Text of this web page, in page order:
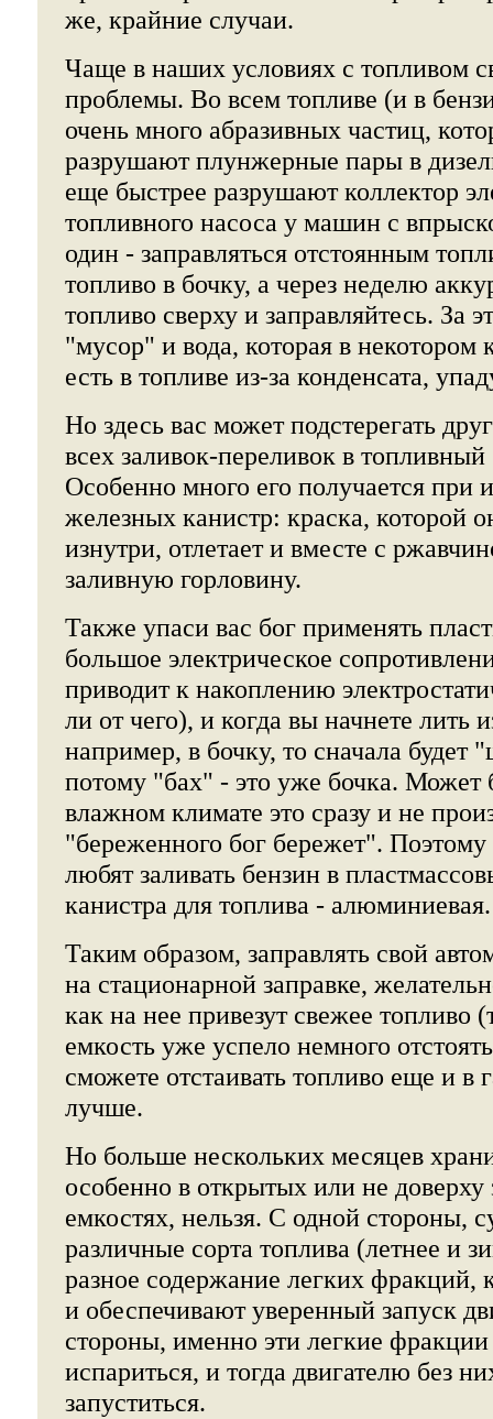
же, крайние случаи.
Чаще в наших условиях с топливом
проблемы. Во всем топливе (и в
очень много абразивных частиц,
разрушают плунжерные пары в
еще быстрее разрушают коллектор
топливного насоса у машин с
один - заправляться отстоянным
топливо в бочку, а через неделю
топливо сверху и заправляйтесь. За
"мусор" и вода, которая в некотором
есть в топливе из-за конденсата,
Но здесь вас может подстерегать
всех заливок-переливок в
Особенно много его получается при
железных канистр: краска, которой
изнутри, отлетает и вместе с
заливную горловину.
Также упаси вас бог применять
большое электрическое
приводит к накоплению
ли от чего), и когда вы начнете лить
например, в бочку, то сначала будет
потому "бах" - это уже бочка. Может
влажном климате это сразу и не
"береженного бог бережет". Поэтому
любят заливать бензин в
канистра для топлива - алюминиевая.
Таким образом, заправлять свой
на стационарной заправке,
как на нее привезут свежее топливо
емкость уже успело немного
сможете отстаивать топливо еще и в
лучше.
Но больше нескольких месяцев
особенно в открытых или не
емкостях, нельзя. С одной стороны,
различные сорта топлива (летнее и
разное содержание легких фракций,
и обеспечивают уверенный запуск
стороны, именно эти легкие
испариться, и тогда двигателю без
запуститься.